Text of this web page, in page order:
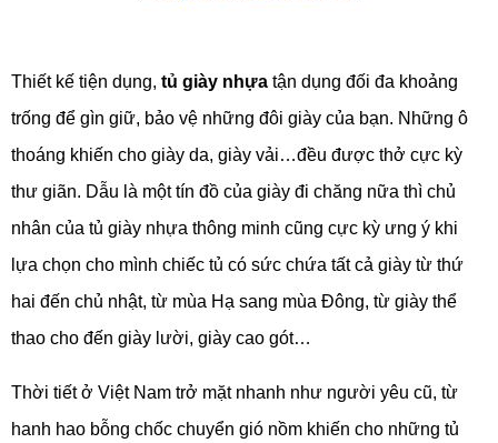
Thiết kế tiện dụng, tủ giày nhựa tận dụng đối đa khoảng
trống để gìn giữ, bảo vệ những đôi giày của bạn. Những ô
thoáng khiến cho giày da, giày vải…đều được thở cực kỳ
thư giãn. Dẫu là một tín đồ của giày đi chăng nữa thì chủ
nhân của tủ giày nhựa thông minh cũng cực kỳ ưng ý khi
lựa chọn cho mình chiếc tủ có sức chứa tất cả giày từ thứ
hai đến chủ nhật, từ mùa Hạ sang mùa Đông, từ giày thể
thao cho đến giày lười, giày cao gót…
Thời tiết ở Việt Nam trở mặt nhanh như người yêu cũ, từ
hanh hao bỗng chốc chuyển gió nồm khiến cho những tủ